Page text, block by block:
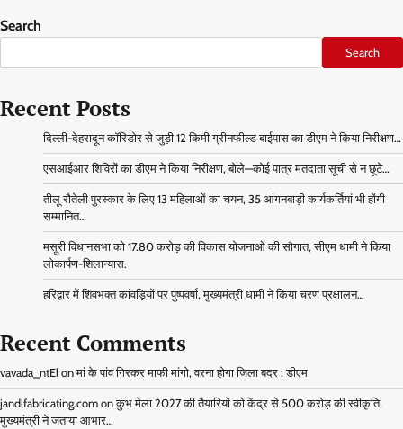
Search
Search
Recent Posts
दिल्ली-देहरादून कॉरिडोर से जुड़ी 12 किमी ग्रीनफील्ड बाईपास का डीएम ने किया निरीक्षण…
एसआईआर शिविरों का डीएम ने किया निरीक्षण, बोले—कोई पात्र मतदाता सूची से न छूटे…
तीलू रौतेली पुरस्कार के लिए 13 महिलाओं का चयन, 35 आंगनबाड़ी कार्यकर्तियां भी होंगी
सम्मानित…
मसूरी विधानसभा को 17.80 करोड़ की विकास योजनाओं की सौगात, सीएम धामी ने किया
लोकार्पण-शिलान्यास.
हरिद्वार में शिवभक्त कांवड़ियों पर पुष्पवर्षा, मुख्यमंत्री धामी ने किया चरण प्रक्षालन…
Recent Comments
vavada_ntEl onमां के पांव गिरकर माफी मांगो, वरना होगा जिला बदर : डीएम
jandlfabricating.com onकुंभ मेला 2027 की तैयारियों को केंद्र से 500 करोड़ की स्वीकृति,
मुख्यमंत्री ने जताया आभार…